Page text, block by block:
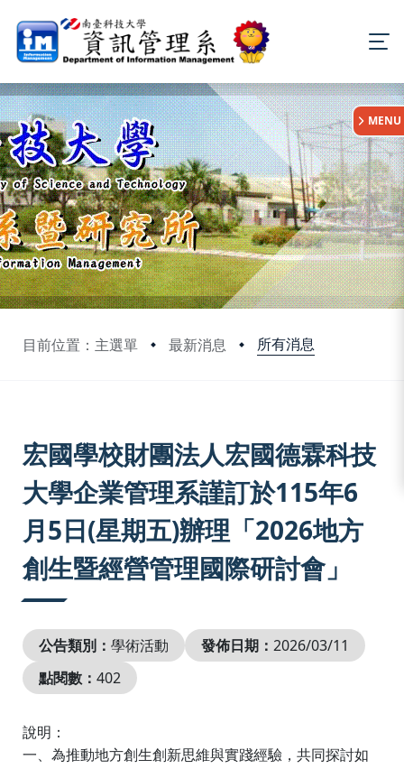
目前位置：主選單 最新消息 所有消息
:::
MENU
宏國學校財團法人宏國德霖科技
大學企業管理系謹訂於115年6
月5日(星期五)辦理「2026地方
創生暨經營管理國際研討會」
公告類別： 學術活動 發佈日期： 2026/03/11
點閱數： 402
說明：
一、為推動地方創生創新思維與實踐經驗，共同探討如